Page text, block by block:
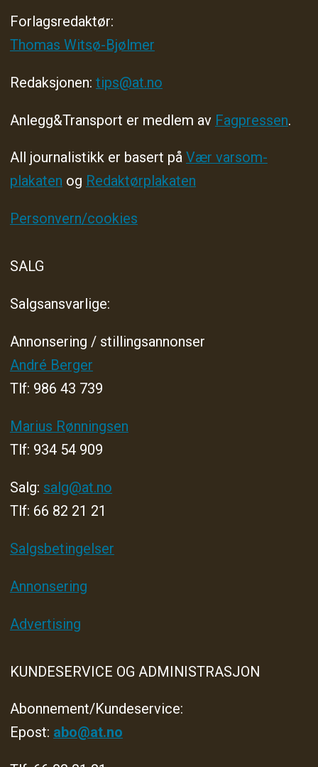
Forlagsredaktør:
Thomas Witsø-Bjølmer
Redaksjonen: tips@at.no
Anlegg&Transport er medlem av Fagpressen.
All journalistikk er basert på Vær varsom-
plakaten og Redaktørplakaten
Personvern/cookies
SALG
Salgsansvarlige:
Annonsering / stillingsannonser
André Berger
Tlf: 986 43 739
Marius Rønningsen
Tlf: 934 54 909
Salg: salg@at.no
Tlf: 66 82 21 21
Salgsbetingelser
Annonsering
Advertising
KUNDESERVICE OG ADMINISTRASJON
Abonnement/Kundeservice:
Epost: abo@at.no